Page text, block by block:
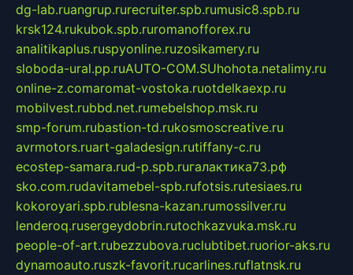
dg-lab.ruangrup.rurecruiter.spb.rumusic8.spb.ru
krsk124.rukubok.spb.ruromanofforex.ru
analitikaplus.ruspyonline.ruzosikamery.ru
sloboda-ural.pp.ruAUTO-COM.SUhohota.netalimy.ru
online-z.comaromat-vostoka.ruotdelkaexp.ru
mobilvest.rubbd.net.rumebelshop.msk.ru
smp-forum.rubastion-td.rukosmoscreative.ru
avrmotors.ruart-galadesign.rutiffany-c.ru
ecostep-samara.rud-p.spb.ruгалактика73.рф
sko.com.rudavitamebel-spb.rufotsis.rutesiaes.ru
kokoroyari.spb.rublesna-kazan.rumossilver.ru
lenderoq.rusergeydobrin.rutochkazvuka.msk.ru
people-of-art.rubezzubova.ruclubtibet.ruorior-aks.ru
dynamoauto.ruszk-favorit.rucarlines.ruflatnsk.ru